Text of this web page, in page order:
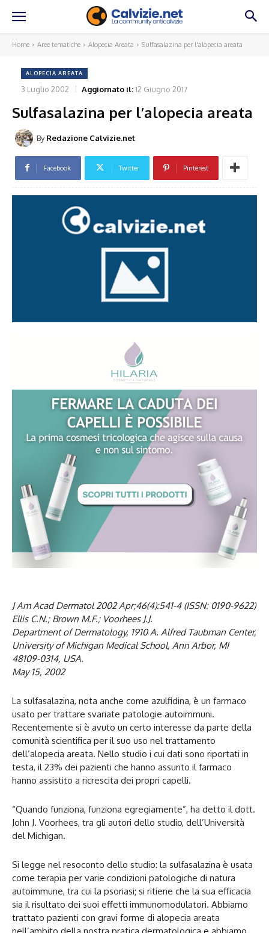
Home Aree tematiche Alopecia Areata Sulfasalazina per l'alopecia areata
ALOPECIA AREATA
3 Luglio 2002 Aggiornato il:12 Giugno 2017
Sulfasalazina per l’alopecia areata
By Redazione Calvizie.net
Facebook Twitter Pinterest
J Am Acad Dermatol 2002 Apr;46(4):541-4 (ISSN: 0190-9622)
Ellis C.N.; Brown M.F.; Voorhees J.J.
Department of Dermatology, 1910 A. Alfred Taubman Center,
University of Michigan Medical School, Ann Arbor, MI
48109-0314, USA.
May 15, 2002
La sulfasalazina, nota anche come azulfidina, è un farmaco
usato per trattare svariate patologie autoimmuni.
Recentemente si è avuto un certo interesse da parte della
comunità scientifica per il suo uso nel trattamento
dell’alopecia areata. Nello studio i cui dati sono riportati in
testa, il 23% dei pazienti che hanno assunto il farmaco
hanno assistito a ricrescita dei propri capelli.
“Quando funziona, funziona egregiamente”, ha detto il dott.
John J. Voorhees, tra gli autori dello studio, dell’Università
del Michigan.
Si legge nel resoconto dello studio: la sulfasalazina è usata
come terapia per varie condizioni patologiche di natura
autoimmune, tra cui la psoriasi; si ritiene che la sua efficacia
sia il risultato dei suoi effetti immunomodulatori. Abbiamo
trattato pazienti con gravi forme di alopecia areata